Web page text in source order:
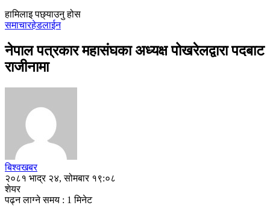
हामिलाइ पछ्याउनु होस
समाचारहेडलाईन
नेपाल पत्रकार महासंघका अध्यक्ष पोखरेलद्वारा पदबाट
राजीनामा
बिश्वखबर
२०८१ भाद्र २४, सोमबार १९:०८
शेयर
पढ्न लाग्ने समय : 1 मिनेट